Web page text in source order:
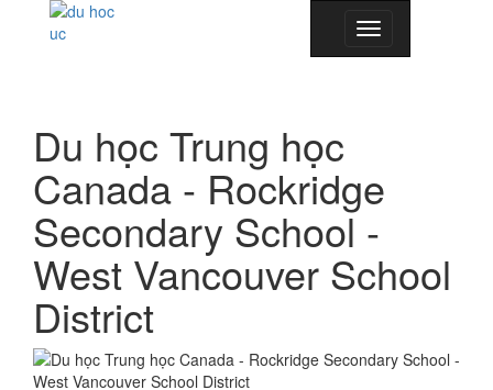
Toggle
navigation
Du học Trung học
Canada - Rockridge
Secondary School -
West Vancouver School
District